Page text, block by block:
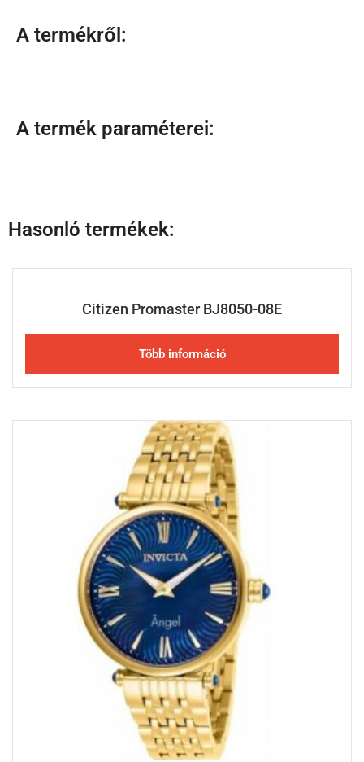
A termékről:
A termék paraméterei:
Hasonló termékek:
Citizen Promaster BJ8050-08E
Több információ